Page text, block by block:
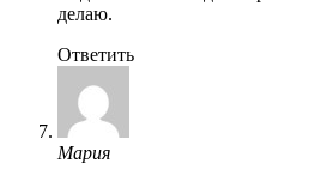
делаю.
Ответить
Мария